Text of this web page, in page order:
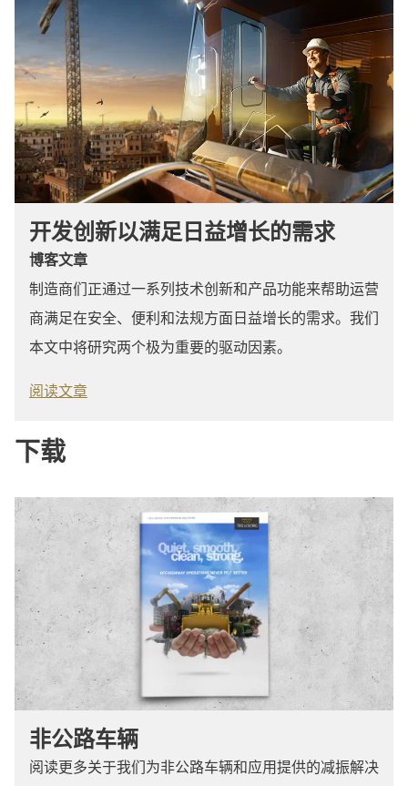
开发创新以满足日益增长的需求
博客文章
制造商们正通过一系列技术创新和产品功能来帮助运营
商满足在安全、便利和法规方面日益增长的需求。我们
本文中将研究两个极为重要的驱动因素。
阅读文章
下载
非公路车辆
阅读更多关于我们为非公路车辆和应用提供的减振解决